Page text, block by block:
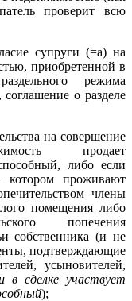
проверит всю
супруги (=а) на
приобретенной в
режима
о разделе
на совершение
продает
либо если
котором проживают
члены
помещения либо
попечения
собственника (и не
подтверждающие
усыновителей,
в сделке участвует
);